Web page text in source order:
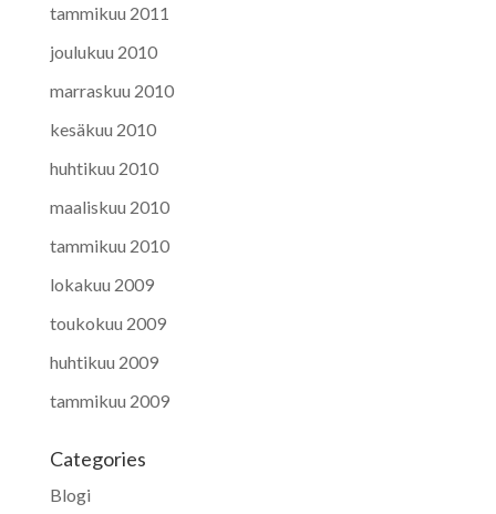
tammikuu 2011
joulukuu 2010
marraskuu 2010
kesäkuu 2010
huhtikuu 2010
maaliskuu 2010
tammikuu 2010
lokakuu 2009
toukokuu 2009
huhtikuu 2009
tammikuu 2009
Categories
Blogi